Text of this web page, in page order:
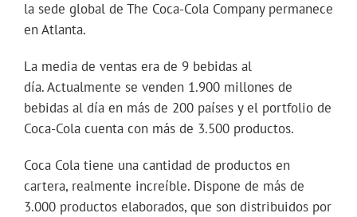
la sede global de The Coca-Cola Company permanece
en Atlanta.
La media de ventas era de 9 bebidas al
día. Actualmente se venden 1.900 millones de
bebidas al día en más de 200 países y el portfolio de
Coca-Cola cuenta con más de 3.500 productos.
Coca Cola tiene una cantidad de productos en
cartera, realmente increíble. Dispone de más de
3.000 productos elaborados, que son distribuidos por